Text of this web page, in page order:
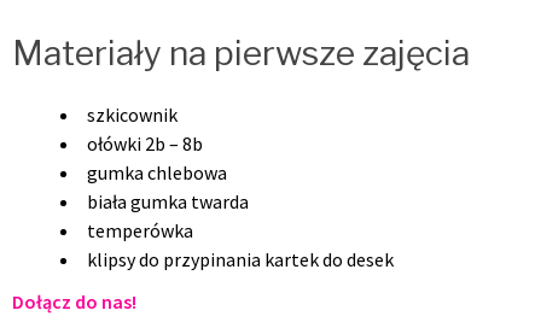
Materiały na pierwsze zajęcia
szkicownik
ołówki 2b – 8b
gumka chlebowa
biała gumka twarda
temperówka
klipsy do przypinania kartek do desek
Dołącz do nas!